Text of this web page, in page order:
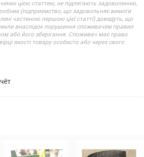
цією статтею, не підлягають задоволенню,
(підприємство, що задовольняє вимоги
частиною першою цієї статті) доведуть, що
внаслідок порушення споживачем правил
або його зберігання. Споживач має право
якості товару особисто або через свого